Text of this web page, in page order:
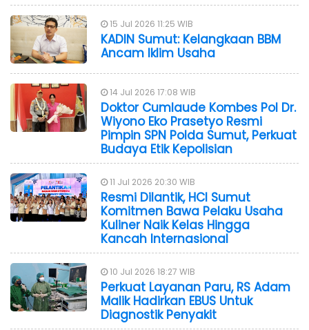
15 Jul 2026 11:25 WIB
KADIN Sumut: Kelangkaan BBM
Ancam Iklim Usaha
14 Jul 2026 17:08 WIB
Doktor Cumlaude Kombes Pol Dr.
Wiyono Eko Prasetyo Resmi
Pimpin SPN Polda Sumut, Perkuat
Budaya Etik Kepolisian
11 Jul 2026 20:30 WIB
Resmi Dilantik, HCI Sumut
Komitmen Bawa Pelaku Usaha
Kuliner Naik Kelas Hingga
Kancah Internasional
10 Jul 2026 18:27 WIB
Perkuat Layanan Paru, RS Adam
Malik Hadirkan EBUS Untuk
Diagnostik Penyakit